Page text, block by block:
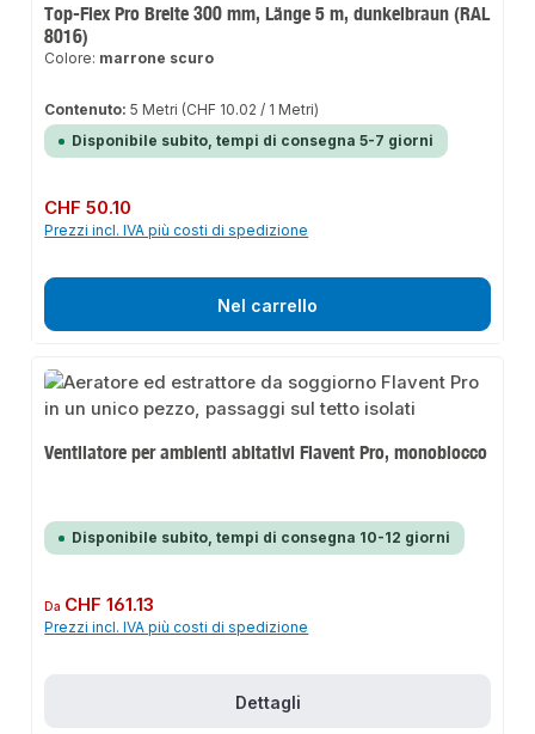
Top-Flex Pro Breite 300 mm, Länge 5 m, dunkelbraun (RAL
8016)
Colore: marrone scuro
Contenuto:5 Metri (CHF 10.02 / 1 Metri)
Disponibile subito, tempi di consegna 5-7 giorni
Prezzo normale:
CHF 50.10
Prezzi incl. IVA più costi di spedizione
Nel carrello
Ventilatore per ambienti abitativi Flavent Pro, monoblocco
Disponibile subito, tempi di consegna 10-12 giorni
Prezzo normale:
Da CHF 161.13
Prezzi incl. IVA più costi di spedizione
Dettagli